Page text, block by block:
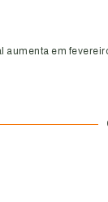
aumenta em